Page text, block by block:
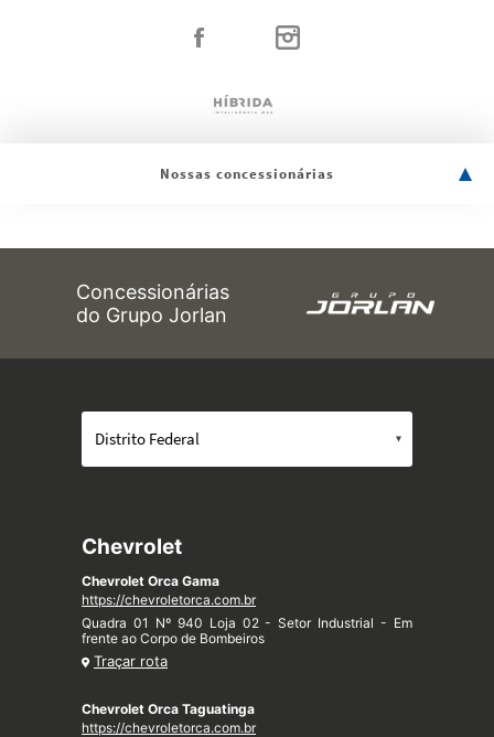
Nossas concessionárias
Concessionárias
do Grupo Jorlan
Chevrolet
Chevrolet Orca Gama
https://chevroletorca.com.br
Quadra 01 Nº 940 Loja 02 - Setor Industrial - Em
frente ao Corpo de Bombeiros
Traçar rota
Chevrolet Orca Taguatinga
https://chevroletorca.com.br